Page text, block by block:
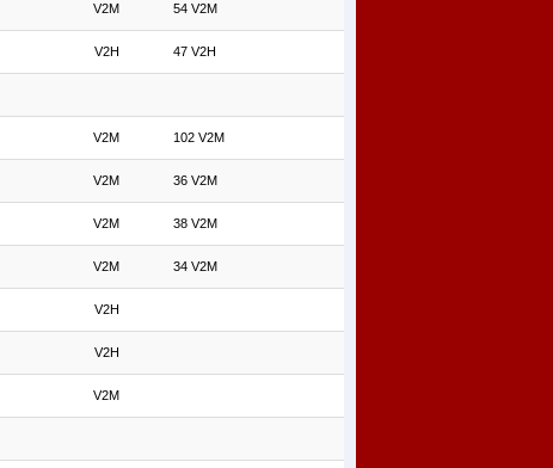
V2M 54 V2M
V2H 47 V2H
V2M 102 V2M
V2M 36 V2M
V2M 38 V2M
V2M 34 V2M
V2H
V2H
V2M